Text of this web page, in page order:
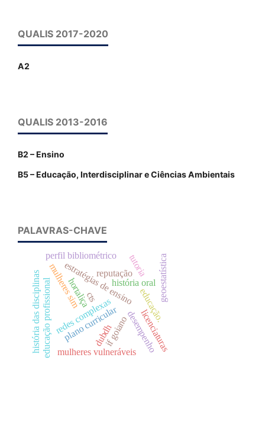
QUALIS 2017-2020
A2
QUALIS 2013-2016
B2 – Ensino
B5 – Educação, Interdisciplinar e Ciências Ambientais
PALAVRAS-CHAVE
educação profissional estratégias de ensino
redes complexas
plano curricular
história oral
educação.
mulheres sim
mulheres vulneráveis
hortaliça
licenciaturas
if goiano
reputação
desempenho
dubdh
história das disciplinas geoestatística
tutoria
perfil bibliométrico
cts